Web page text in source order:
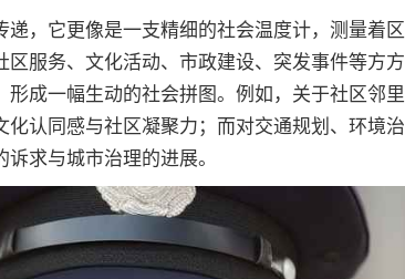
，它更像是一支精细的社会温度计，测量着区
服务、文化活动、市政建设、突发事件等方方
成一幅生动的社会拼图。例如，关于社区邻里
认同感与社区凝聚力；而对交通规划、环境治
求与城市治理的进展。